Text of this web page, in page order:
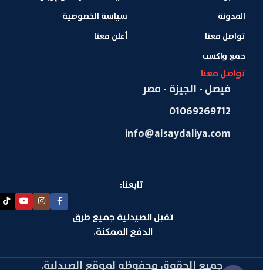
المدونة
تواصل معنا
جمع واكسب
سياسة الخصوصية
أعلن معنا
تواصل معنا
فيصل - الجيزة - مصر
01069269712
info@alsaydaliya.com
تابعنا:
تقبل الصيدلية جميع طرق
الدفع الممكنة.
جميع الحقوق محفوظه لموقع الصيدلية.